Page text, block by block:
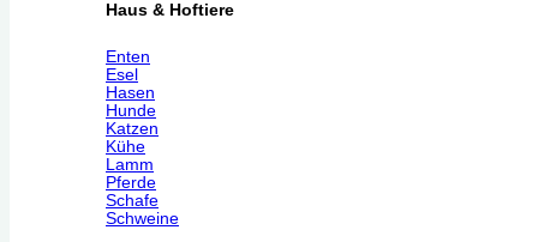
Haus & Hoftiere
Enten
Esel
Hasen
Hunde
Katzen
Kühe
Lamm
Pferde
Schafe
Schweine